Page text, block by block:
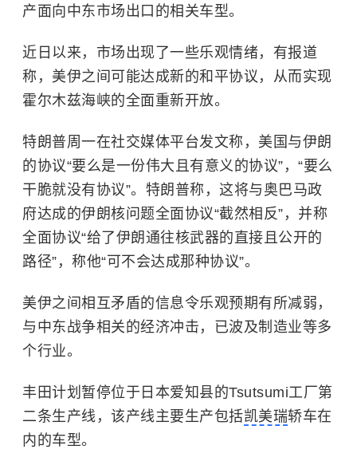
产面向中东市场出口的相关车型。
近日以来，市场出现了一些乐观情绪，有报道
称，美伊之间可能达成新的和平协议，从而实现
霍尔木兹海峡的全面重新开放。
特朗普周一在社交媒体平台发文称，美国与伊朗
的协议“要么是一份伟大且有意义的协议”，“要么
干脆就没有协议”。特朗普称，这将与奥巴马政
府达成的伊朗核问题全面协议“截然相反”，并称
全面协议“给了伊朗通往核武器的直接且公开的
路径”，称他“可不会达成那种协议”。
美伊之间相互矛盾的信息令乐观预期有所减弱，
与中东战争相关的经济冲击，已波及制造业等多
个行业。
丰田计划暂停位于日本爱知县的Tsutsumi工厂第
二条生产线，该产线主要生产包括凯美瑞轿车在
内的车型。